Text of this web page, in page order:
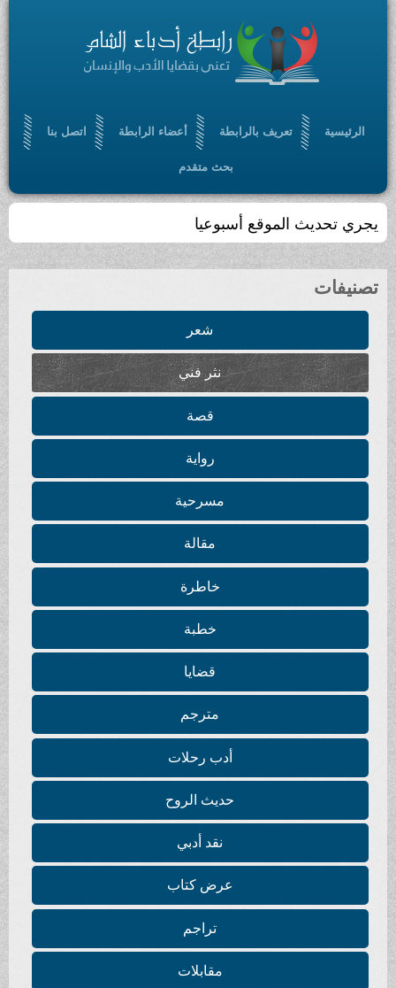
الرئيسية تعريف بالرابطة أعضاء الرابطة اتصل بنا
بحث متقدم
يجري تحديث الموقع أسبوعيا
تصنيفات
شعر
نثر فني
قصة
رواية
مسرحية
مقالة
خاطرة
خطبة
قضايا
مترجم
أدب رحلات
حديث الروح
نقد أدبي
عرض كتاب
تراجم
مقابلات